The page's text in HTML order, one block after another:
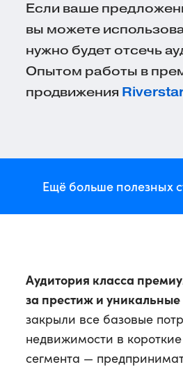
Если ваше
вы можете
нужно будет отсечь
Опытом работы в
продвижения
Ещё больше полезных
Аудитория класса
за престиж и
закрыли все базовые
недвижимости в
сегмента —